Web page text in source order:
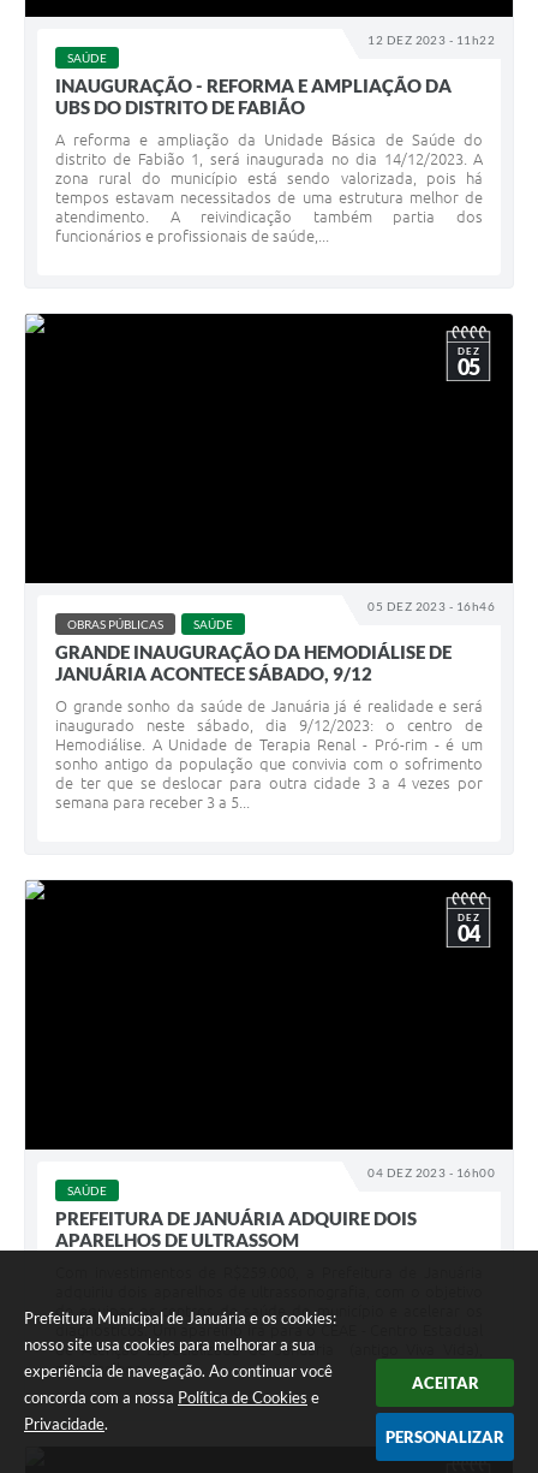
Prefeitura Municipal de Januária e os cookies:
nosso site usa cookies para melhorar a sua
experiência de navegação. Ao continuar você
concorda com a nossa Política de Cookies e
Privacidade.
ACEITAR
PERSONALIZAR
12 DEZ 2023 - 11h22
SAÚDE
INAUGURAÇÃO - REFORMA E AMPLIAÇÃO DA
UBS DO DISTRITO DE FABIÃO
A reforma e ampliação da Unidade Básica de Saúde do
distrito de Fabião 1, será inaugurada no dia 14/12/2023. A
zona rural do município está sendo valorizada, pois há
tempos estavam necessitados de uma estrutura melhor de
atendimento. A reivindicação também partia dos
funcionários e profissionais de saúde,...
05 DEZ 2023 - 16h46
DEZ
05
OBRAS PÚBLICAS SAÚDE
GRANDE INAUGURAÇÃO DA HEMODIÁLISE DE
JANUÁRIA ACONTECE SÁBADO, 9/12
O grande sonho da saúde de Januária já é realidade e será
inaugurado neste sábado, dia 9/12/2023: o centro de
Hemodiálise. A Unidade de Terapia Renal - Pró-rim - é um
sonho antigo da população que convivia com o sofrimento
de ter que se deslocar para outra cidade 3 a 4 vezes por
semana para receber 3 a 5...
04 DEZ 2023 - 16h00
DEZ
04
SAÚDE
PREFEITURA DE JANUÁRIA ADQUIRE DOIS
APARELHOS DE ULTRASSOM
de equipar os centros de saúde do município e acelerar os
diagnósticos. Um aparelho irá para o CEAE - Centro Estadual
de Atenção Especializada de Januária (antigo Viva Vida),
para melhor...